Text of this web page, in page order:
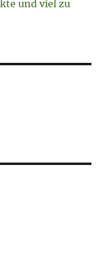
und viel zu